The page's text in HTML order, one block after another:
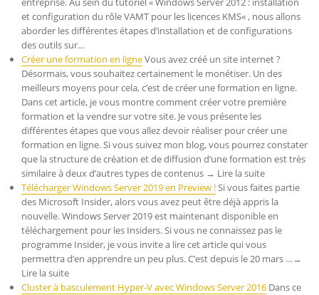
et configuration du rôle VAMT pour les licences KMS« , nous allons
aborder les différentes étapes d’installation et de configurations
des outils sur…
Créer une formation en ligneVous avez créé un site internet ?
Désormais, vous souhaitez certainement le monétiser. Un des
meilleurs moyens pour cela, c’est de créer une formation en ligne.
Dans cet article, je vous montre comment créer votre première
formation et la vendre sur votre site. Je vous présente les
différentes étapes que vous allez devoir réaliser pour créer une
formation en ligne. Si vous suivez mon blog, vous pourrez constater
que la structure de création et de diffusion d’une formation est très
similaire à deux d’autres types de contenus → Lire la suite
Télécharger Windows Server 2019 en Preview !Si vous faites partie
des Microsoft Insider, alors vous avez peut être déjà appris la
nouvelle. Windows Server 2019 est maintenant disponible en
téléchargement pour les Insiders. Si vous ne connaissez pas le
programme Insider, je vous invite a lire cet article qui vous
permettra d’en apprendre un peu plus. C’est depuis le 20 mars …→
Lire la suite
Cluster à basculement Hyper-V avec Windows Server 2016 Dans ce